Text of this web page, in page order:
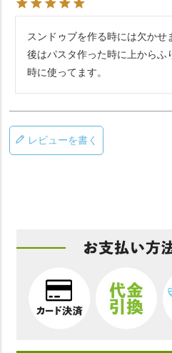
スンドゥブを作る時には欠かせ
後はパスタ作った時に上からふ
時に使ってます。
レビューを書く